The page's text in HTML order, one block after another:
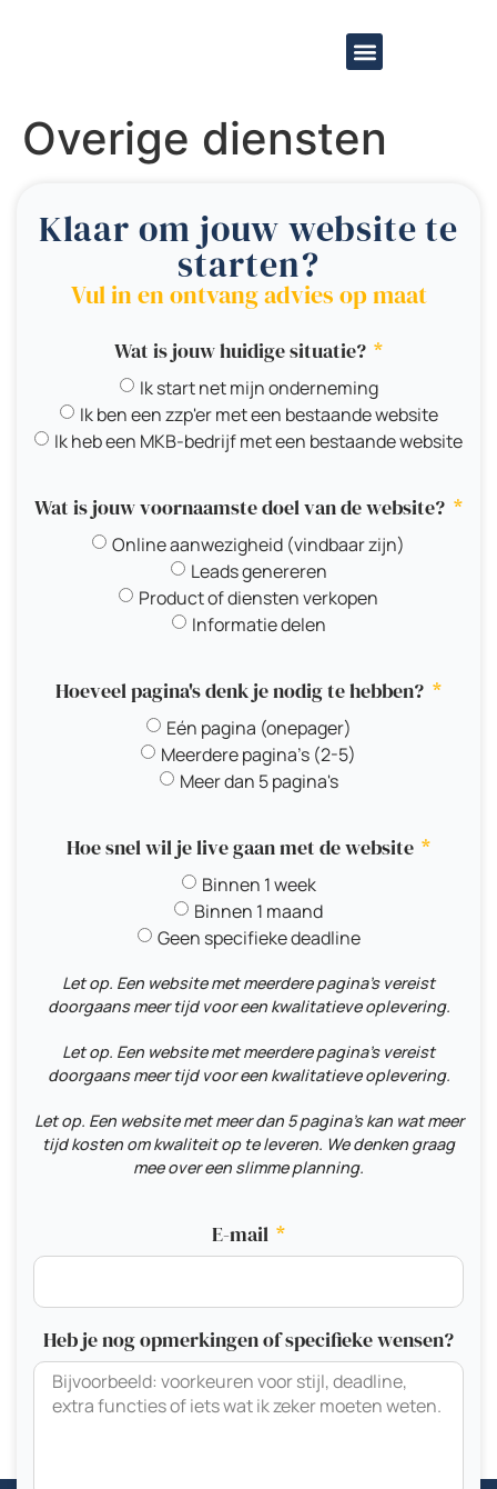
Overige diensten
Klaar om jouw website te
starten?
Vul in en ontvang advies op maat
Wat is jouw huidige situatie?
Ik start net mijn onderneming
Ik ben een zzp'er met een bestaande website
Ik heb een MKB-bedrijf met een bestaande website
Wat is jouw voornaamste doel van de website?
Online aanwezigheid (vindbaar zijn)
Leads genereren
Product of diensten verkopen
Informatie delen
Hoeveel pagina's denk je nodig te hebben?
Eén pagina (onepager)
Meerdere pagina's (2-5)
Meer dan 5 pagina's
Hoe snel wil je live gaan met de website
Binnen 1 week
Binnen 1 maand
Geen specifieke deadline
Let op. Een website met meerdere pagina's vereist
doorgaans meer tijd voor een kwalitatieve oplevering.
Let op. Een website met meerdere pagina's vereist
doorgaans meer tijd voor een kwalitatieve oplevering.
Let op. Een website met meer dan 5 pagina's kan wat meer
tijd kosten om kwaliteit op te leveren. We denken graag
mee over een slimme planning.
E-mail
Heb je nog opmerkingen of specifieke wensen?